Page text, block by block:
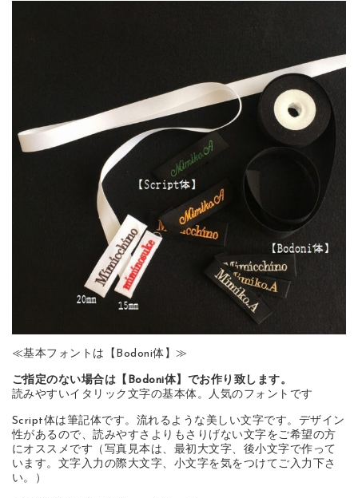
≪基本フォントは【Bodoni体】≫
ご指定のない場合は【Bodoni体】でお作り致します。
読みやすいイタリック文字の基本体。人気のフォントです
Script体は筆記体です。流れるような美しい文字です。デザイン
性があるので、読みやすさよりもさりげない文字をご希望の方
にオススメです（写真見本は、最初大文字、後小文字で作って
います。文字入力の際大文字、小文字を気をつけてご入力下さ
い。）